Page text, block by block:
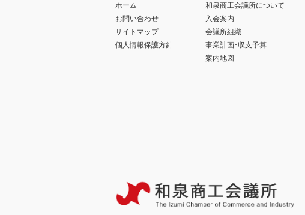
ホーム
お問い合わせ
サイトマップ
個人情報保護方針
和泉商工会議所について
入会案内
会議所組織
事業計画･収支予算
案内地図